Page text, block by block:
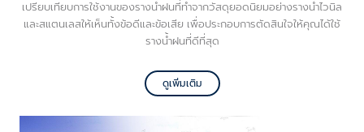
เปรียบเทียบการใช้งานของรางน้ำฝนที่ทำจากวัสดุยอดนิยมอย่างรางน้ำไวนิล
และสแตนเลสให้เห็นทั้งข้อดีและข้อเสีย เพื่อประกอบการตัดสินใจให้คุณได้ใช้
รางน้ำฝนที่ดีที่สุด
ดูเพิ่มเติม